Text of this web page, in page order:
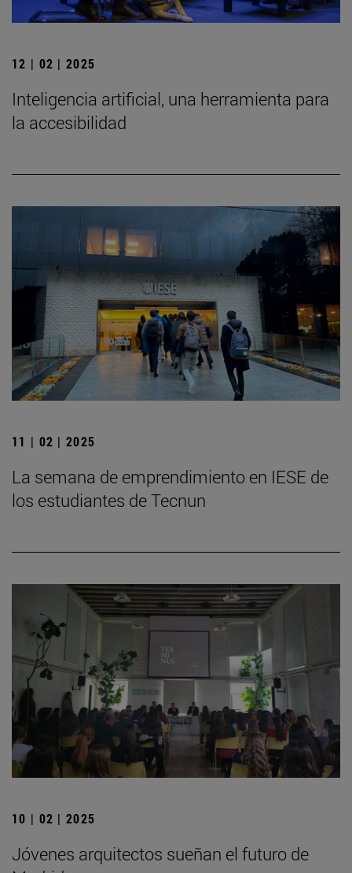
12 | 02 | 2025
Inteligencia artificial, una herramienta para
la accesibilidad
11 | 02 | 2025
La semana de emprendimiento en IESE de
los estudiantes de Tecnun
10 | 02 | 2025
Jóvenes arquitectos sueñan el futuro de